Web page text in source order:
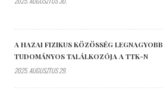
A HAZAI FIZIKUS KÖZÖSSÉG LEGNAGYOBB
TUDOMÁNYOS TALÁLKOZÓJA A TTK-N
2025. AUGUSZTUS 29.